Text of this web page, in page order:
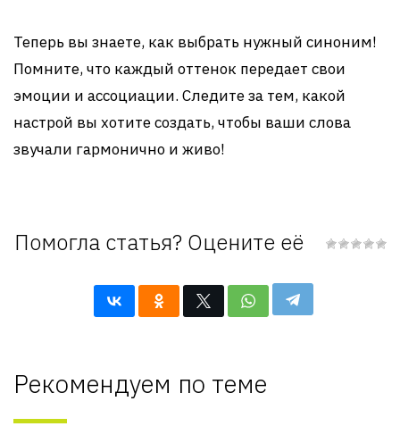
Теперь вы знаете, как выбрать нужный синоним!
Помните, что каждый оттенок передает свои
эмоции и ассоциации. Следите за тем, какой
настрой вы хотите создать, чтобы ваши слова
звучали гармонично и живо!
Помогла статья? Оцените её
Рекомендуем по теме